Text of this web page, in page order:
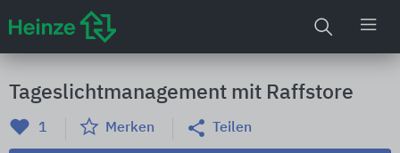
Tageslichtmanagement mit Raffstore
1 Merken Teilen